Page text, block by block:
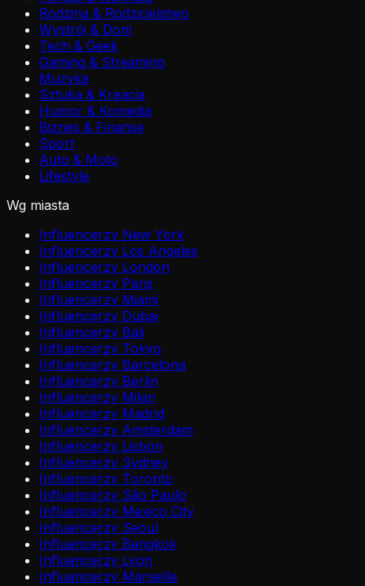
Rodzina & Rodzicielstwo
Wystrój & Dom
Tech & Geek
Gaming & Streaming
Muzyka
Sztuka & Kreacja
Humor & Komedia
Biznes & Finanse
Sport
Auto & Moto
Lifestyle
Wg miasta
Influencerzy New York
Influencerzy Los Angeles
Influencerzy London
Influencerzy Paris
Influencerzy Miami
Influencerzy Dubai
Influencerzy Bali
Influencerzy Tokyo
Influencerzy Barcelona
Influencerzy Berlin
Influencerzy Milan
Influencerzy Madrid
Influencerzy Amsterdam
Influencerzy Lisbon
Influencerzy Sydney
Influencerzy Toronto
Influencerzy São Paulo
Influencerzy Mexico City
Influencerzy Seoul
Influencerzy Bangkok
Influencerzy Lyon
Influencerzy Marseille